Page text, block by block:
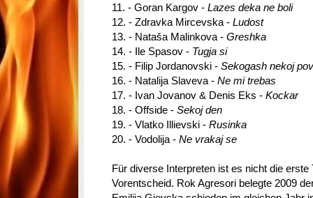
11. - Goran Kargov - Lazes deka ne boli
12. - Zdravka Mircevska - Ludost
13. - Nataša Malinkova - Greshka
14. - Ile Spasov - Tugja si
15. - Filip Jordanovski - Sekogash nekoj
16. - Natalija Slaveva - Ne mi trebas
17. - Ivan Jovanov & Denis Eks - Kockar
18. - Offside - Sekoj den
19. - Vlatko Illievski - Rusinka
20. - Vodolija - Ne vrakaj se
Für diverse Interpreten ist es nicht die erste
Vorentscheid. Rok Agresori belegte 2009